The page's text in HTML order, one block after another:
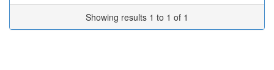
Showing results 1 to 1 of 1